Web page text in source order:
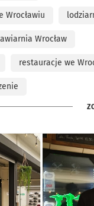
Wrocławiu
Wrocław
restauracje we